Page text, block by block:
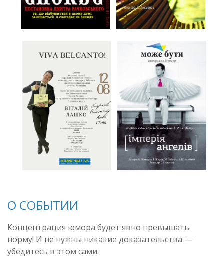
О СОБЫТИИ
Концентрация юмора будет явно превышать
норму! И не нужны никакие доказательства —
убедитесь в этом сами.